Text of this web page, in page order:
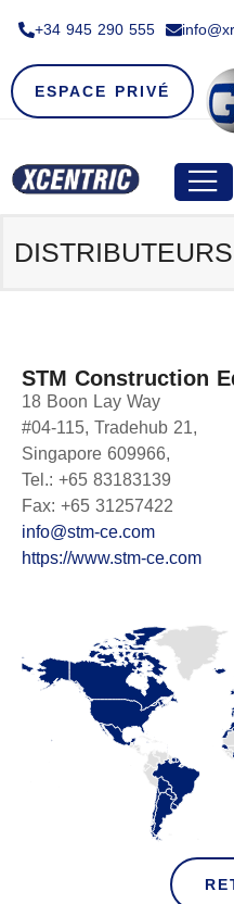
+34 945 290 555​
ESPACE PRIVÉ
STM Construction
18 Boon Lay Way
#04-115, Tradehub 21,
Singapore 609966,
Tel.: +65 83183139
Fax: +65 31257422
info@stm-ce.com
https://www.stm-ce.com